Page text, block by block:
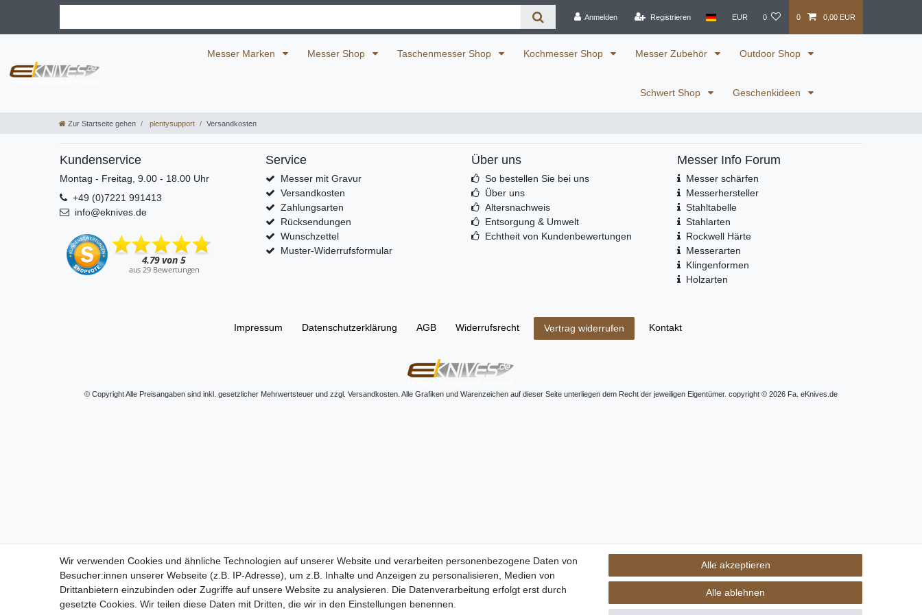
Anmelden Registrieren EUR 0 0 0,00 EUR
Messer Marken Messer Shop Taschenmesser Shop Kochmesser Shop Messer Zubehör Outdoor Shop
Schwert Shop Geschenkideen
Zur Startseite gehen plentysupport Versandkosten
Kundenservice
Montag - Freitag, 9.00 - 18.00 Uhr
+49 (0)7221 991413
info@eknives.de
Service
Messer mit Gravur
Versandkosten
Zahlungsarten
Rücksendungen
Wunschzettel
Muster-Widerrufsformular
Über uns
So bestellen Sie bei uns
Über uns
Altersnachweis
Entsorgung & Umwelt
Echtheit von Kundenbewertungen
Messer Info Forum
Messer schärfen
Messerhersteller
Stahltabelle
Stahlarten
Rockwell Härte
Messerarten
Klingenformen
Holzarten
Impressum Daten­schutz­erklärung AGB Widerrufs­recht Vertrag widerrufen Kontakt
© Copyright Alle Preisangaben sind inkl. gesetzlicher Mehrwertsteuer und zzgl. Versandkosten. Alle Grafiken und Warenzeichen auf dieser Seite unterliegen dem Recht der jeweiligen Eigentümer. copyright © 2026 Fa. eKnives.de
Wir verwenden Cookies und ähnliche Technologien auf unserer Website und verarbeiten personenbezogene Daten von
Besucher:innen unserer Webseite (z.B. IP-Adresse), um z.B. Inhalte und Anzeigen zu personalisieren, Medien von
Drittanbietern einzubinden oder Zugriffe auf unsere Website zu analysieren. Die Datenverarbeitung erfolgt erst durch
gesetzte Cookies. Wir teilen diese Daten mit Dritten, die wir in den Einstellungen benennen.
Alle akzeptieren
Alle ablehnen